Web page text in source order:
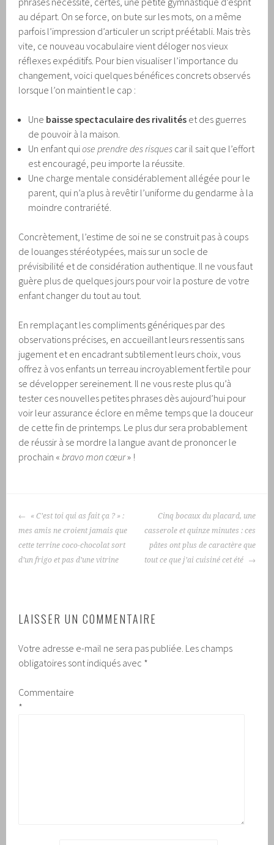
au départ. On se force, on bute sur les mots, on a même
parfois l’impression d’articuler un script préétabli. Mais très
vite, ce nouveau vocabulaire vient déloger nos vieux
réflexes expéditifs. Pour bien visualiser l’importance du
changement, voici quelques bénéfices concrets observés
lorsque l’on maintient le cap :
Une baisse spectaculaire des rivalités et des guerres
de pouvoir à la maison.
Un enfant quiose prendre des risques car il sait que l’effort
est encouragé, peu importe la réussite.
Une charge mentale considérablement allégée pour le
parent, qui n’a plus à revêtir l’uniforme du gendarme à la
moindre contrariété.
Concrètement, l’estime de soi ne se construit pas à coups
de louanges stéréotypées, mais sur un socle de
prévisibilité et de considération authentique. Il ne vous faut
guère plus de quelques jours pour voir la posture de votre
enfant changer du tout au tout.
En remplaçant les compliments génériques par des
observations précises, en accueillant leurs ressentis sans
jugement et en encadrant subtilement leurs choix, vous
offrez à vos enfants un terreau incroyablement fertile pour
se développer sereinement. Il ne vous reste plus qu’à
tester ces nouvelles petites phrases dès aujourd’hui pour
voir leur assurance éclore en même temps que la douceur
de cette fin de printemps. Le plus dur sera probablement
de réussir à se mordre la langue avant de prononcer le
prochain « bravo mon cœur» !
NAVIGATION
DES
ARTICLES
« C’est toi qui as fait ça ? » :
mes amis ne croient jamais que
cette terrine coco-chocolat sort
d’un frigo et pas d’une vitrine
Cinq bocaux du placard, une
casserole et quinze minutes : ces
pâtes ont plus de caractère que
tout ce que j’ai cuisiné cet été
LAISSER UN COMMENTAIRE
Votre adresse e-mail ne sera pas publiée. Les champs
obligatoires sont indiqués avec *
Commentaire
*